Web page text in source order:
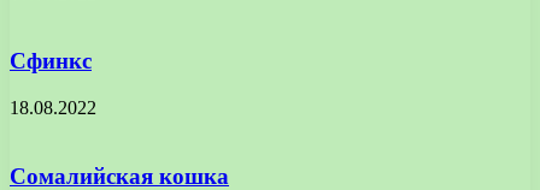
Сфинкс
18.08.2022
Сомалийская кошка